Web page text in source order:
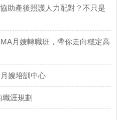
助產後照護人力配對？不只是
月嫂轉職班，帶你走向穩定高
嫂培訓中心
涯規劃